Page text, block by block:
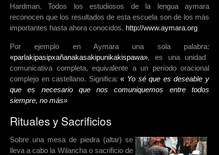
Hardman. Todos los estudiosos de la lengua aymara
reconocen que los resultados de esta escuela son de los más
importantes hasta ahora conocidos. http://www.aymara.org
Por ejemplo en Aymara una sola palabra:
«parlakipasipxañanakasakipunikakispawa», es una unidad
comunicativa completa, equivalente a un período oracional
complejo en castellano. Significa: « Yo sé que es deseable y
que es necesario que nos comuniquemos entre todos
siempre, no más»
Rituales y Sacrificios
Sobre una mesa de piedra (altar) se
lleva a cabo la Wilancha o sacrificio de